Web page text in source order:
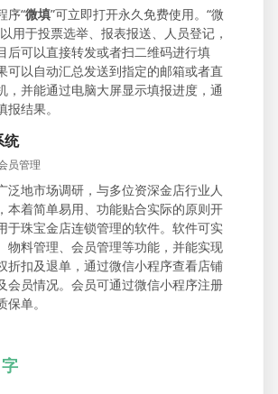
序“微填”可立即打开永久免费使用。“微
用于投票选举、报表报送、人员登记，
后可以直接转发或者扫二维码进行填
可以自动汇总发送到指定的邮箱或者直
，并能通过电脑大屏显示填报进度，通
结果。
统
员管理
泛地市场调研，与多位资深金店行业人
本着简单易用、功能贴合实际的原则开
于珠宝金店连锁管理的软件。软件可实
物料管理、会员管理等功能，并能实现
折扣及退单，通过微信小程序查看店铺
会员情况。会员可通过微信小程序注册
单。